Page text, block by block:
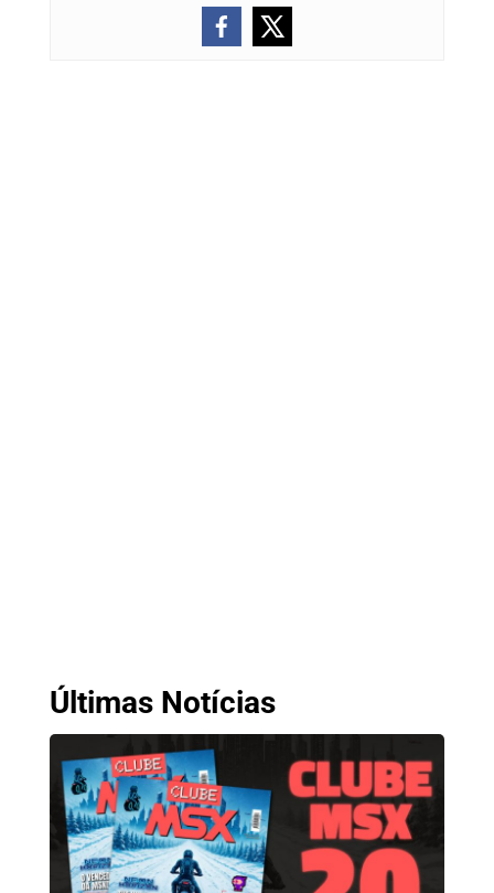
Últimas Notícias